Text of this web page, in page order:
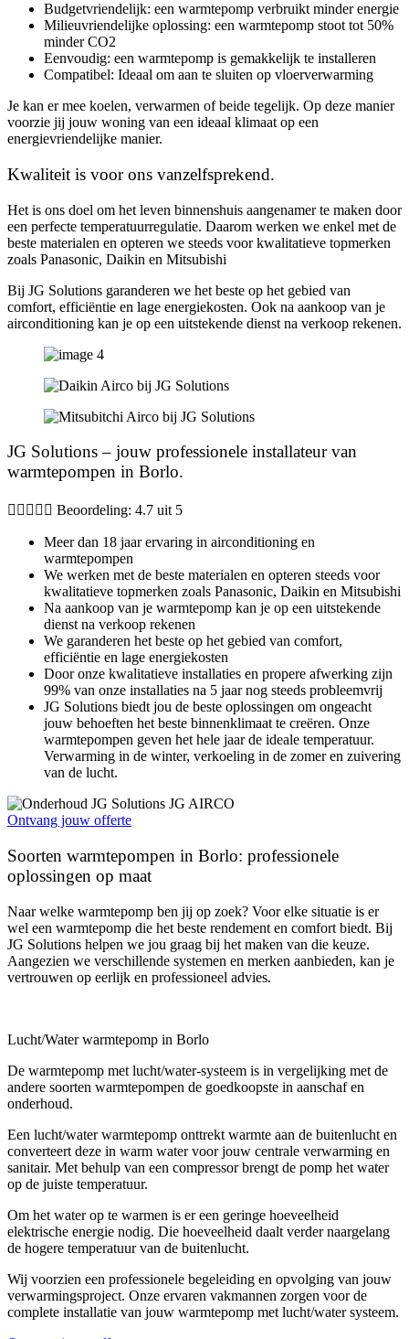
Budgetvriendelijk: een warmtepomp verbruikt minder energie
Milieuvriendelijke oplossing: een warmtepomp stoot tot 50%
minder CO2
Eenvoudig: een warmtepomp is gemakkelijk te installeren
Compatibel: Ideaal om aan te sluiten op vloerverwarming
Je kan er mee koelen, verwarmen of beide tegelijk. Op deze manier
voorzie jij jouw woning van een ideaal klimaat op een
energievriendelijke manier.
Kwaliteit is voor ons vanzelfsprekend.
Het is ons doel om het leven binnenshuis aangenamer te maken door
een perfecte temperatuurregulatie. Daarom werken we enkel met de
beste materialen en opteren we steeds voor kwalitatieve topmerken
zoals Panasonic, Daikin en Mitsubishi
Bij JG Solutions garanderen we het beste op het gebied van
comfort, efficiëntie en lage energiekosten. Ook na aankoop van je
airconditioning kan je op een uitstekende dienst na verkoop rekenen.
JG Solutions – jouw professionele installateur van
warmtepompen in Borlo.
     Beoordeling: 4.7 uit 5
Meer dan 18 jaar ervaring in airconditioning en
warmtepompen
We werken met de beste materialen en opteren steeds voor
kwalitatieve topmerken zoals Panasonic, Daikin en Mitsubishi
Na aankoop van je warmtepomp kan je op een uitstekende
dienst na verkoop rekenen
We garanderen het beste op het gebied van comfort,
efficiëntie en lage energiekosten
Door onze kwalitatieve installaties en propere afwerking zijn
99% van onze installaties na 5 jaar nog steeds probleemvrij
JG Solutions biedt jou de beste oplossingen om ongeacht
jouw behoeften het beste binnenklimaat te creëren. Onze
warmtepompen geven het hele jaar de ideale temperatuur.
Verwarming in de winter, verkoeling in de zomer en zuivering
van de lucht.
Ontvang jouw offerte
Soorten warmtepompen in Borlo: professionele
oplossingen op maat
Naar welke warmtepomp ben jij op zoek? Voor elke situatie is er
wel een warmtepomp die het beste rendement en comfort biedt. Bij
JG Solutions helpen we jou graag bij het maken van die keuze.
Aangezien we verschillende systemen en merken aanbieden, kan je
vertrouwen op eerlijk en professioneel advies.
Lucht/Water warmtepomp in Borlo
De warmtepomp met lucht/water-systeem is in vergelijking met de
andere soorten warmtepompen de goedkoopste in aanschaf en
onderhoud.
Een lucht/water warmtepomp onttrekt warmte aan de buitenlucht en
converteert deze in warm water voor jouw centrale verwarming en
sanitair. Met behulp van een compressor brengt de pomp het water
op de juiste temperatuur.
Om het water op te warmen is er een geringe hoeveelheid
elektrische energie nodig. Die hoeveelheid daalt verder naargelang
de hogere temperatuur van de buitenlucht.
Wij voorzien een professionele begeleiding en opvolging van jouw
verwarmingsproject. Onze ervaren vakmannen zorgen voor de
complete installatie van jouw warmtepomp met lucht/water systeem.